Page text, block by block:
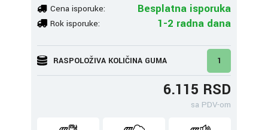
Cena isporuke: Besplatna isporuka
Rok isporuke: 1-2 radna dana
RASPOLOŽIVA KOLIČINA GUMA 1
6.115 RSD
sa PDV-om